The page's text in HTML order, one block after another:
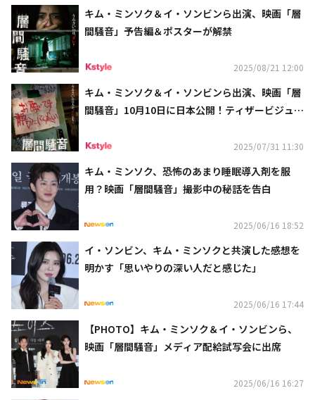
キム・ミンソク＆イ・ソンビンら出演、映画「層
間騒音」予告編＆ポスターが解禁
2025/08/21 12:00
キム・ミンソク＆イ・ソンビンら出演、映画「層
間騒音」10月10日に日本公開！ティザービジュア
2025/07/31 11:30
キム・ミンソク、恐怖のあまり睡眠導入剤を服
用？映画「層間騒音」撮影中の秘話を告白
2025/06/16 18:52
イ・ソンビン、キム・ミンソクと共演した感想を
明かす「思いやりの深い人だと感じた」
2025/06/16 17:44
【PHOTO】キム・ミンソク＆イ・ソンビンら、
映画「層間騒音」メディア配給試写会に出席
2025/06/16 16:27